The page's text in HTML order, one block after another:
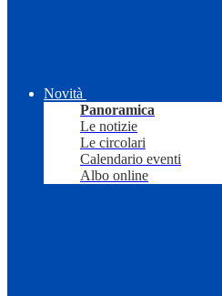
Novità
Panoramica
Le notizie
Le circolari
Calendario eventi
Albo online